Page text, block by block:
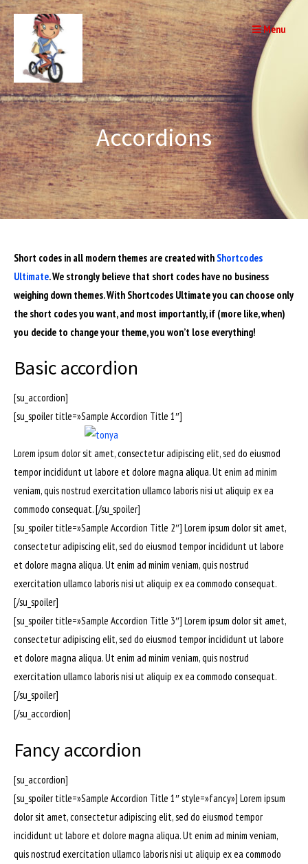
Skip
to
content
Menu
Accordions
Short codes in all modern themes are created with Shortcodes
Ultimate. We strongly believe that short codes have no business
weighing down themes. With Shortcodes Ultimate you can choose only
the short codes you want, and most importantly, if (more like, when)
you decide to change your theme, you won’t lose everything!
Basic accordion
[su_accordion]
[su_spoiler title=»Sample Accordion Title 1″]
Lorem ipsum dolor sit amet, consectetur adipiscing elit, sed do eiusmod
tempor incididunt ut labore et dolore magna aliqua. Ut enim ad minim
veniam, quis nostrud exercitation ullamco laboris nisi ut aliquip ex ea
commodo consequat. [/su_spoiler]
[su_spoiler title=»Sample Accordion Title 2″] Lorem ipsum dolor sit amet,
consectetur adipiscing elit, sed do eiusmod tempor incididunt ut labore
et dolore magna aliqua. Ut enim ad minim veniam, quis nostrud
exercitation ullamco laboris nisi ut aliquip ex ea commodo consequat.
[/su_spoiler]
[su_spoiler title=»Sample Accordion Title 3″] Lorem ipsum dolor sit amet,
consectetur adipiscing elit, sed do eiusmod tempor incididunt ut labore
et dolore magna aliqua. Ut enim ad minim veniam, quis nostrud
exercitation ullamco laboris nisi ut aliquip ex ea commodo consequat.
[/su_spoiler]
[/su_accordion]
Fancy accordion
[su_accordion]
[su_spoiler title=»Sample Accordion Title 1″ style=»fancy»] Lorem ipsum
dolor sit amet, consectetur adipiscing elit, sed do eiusmod tempor
incididunt ut labore et dolore magna aliqua. Ut enim ad minim veniam,
quis nostrud exercitation ullamco laboris nisi ut aliquip ex ea commodo